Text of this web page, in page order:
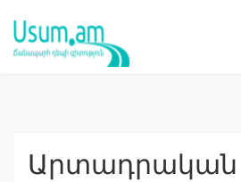
Արտադրական